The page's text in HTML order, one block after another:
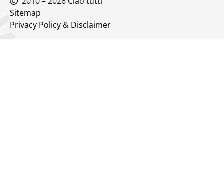
Sitemap
Privacy Policy & Disclaimer